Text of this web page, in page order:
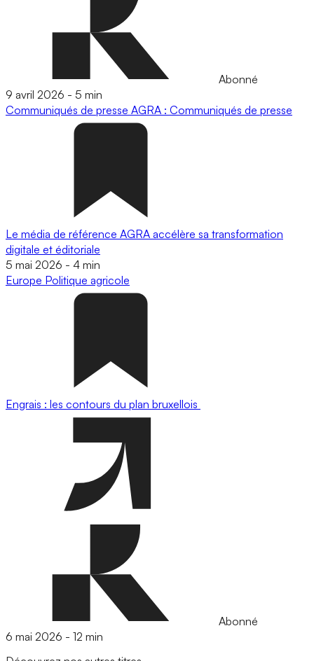
Abonné
9 avril 2026 - 5 min
Communiqués de presse AGRA : Communiqués de presse
Le média de référence AGRA accélère sa transformation
digitale et éditoriale
5 mai 2026 - 4 min
Europe Politique agricole
Engrais : les contours du plan bruxellois
Abonné
6 mai 2026 - 12 min